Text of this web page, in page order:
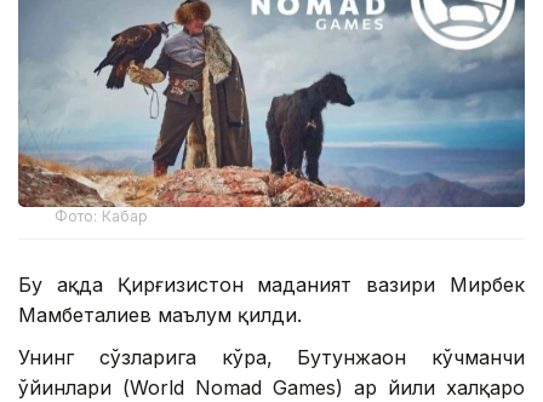
Фото: Кабар
Бу ҳақда Қирғизистон маданият вазири Мирбек
Мамбеталиев маълум қилди.
Унинг сўзларига кўра, Бутунжаҳон кўчманчи
ўйинлари (World Nomad Games) ҳар йили халқаро